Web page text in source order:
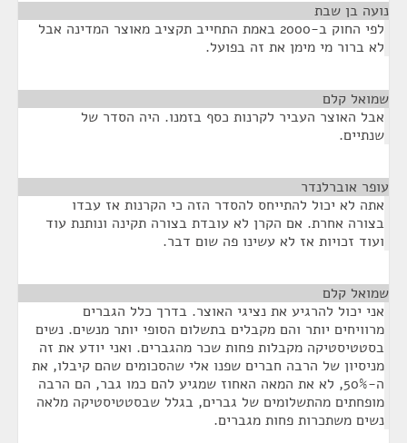
נועה בן שבת
לפי החוק ב-2000 באמת התחייב תקציב מאוצר המדינה אבל
לא ברור מי מימן את זה בפועל.
שמואל קלם
אבל האוצר העביר לקרנות כסף בזמנו. היה הסדר של
שנתיים.
עופר אוברלנדר
אתה לא יכול להתייחס להסדר הזה כי הקרנות אז עבדו
בצורה אחרת. אם הקרן לא עובדת בצורה תקינה ונותנת עוד
ועוד זכויות אז לא עשינו פה שום דבר.
שמואל קלם
אני יכול להרגיע את נציגי האוצר. בדרך כלל הגברים
מרוויחים יותר והם מקבלים בתשלום הסופי יותר מנשים. נשים
בסטטיסטיקה מקבלות פחות שכר מהגברים. ואני יודע את זה
מניסיון של הרבה חברים שפנו אלי שהסכומים שהם קיבלו, את
ה-50%, לא את המאה האחוז שמגיע להם כמו גבר, הם הרבה
מופחתים מהתשלומים של גברים, בגלל שבסטטיסטיקה מלאה
נשים משתכרות פחות מגברים.